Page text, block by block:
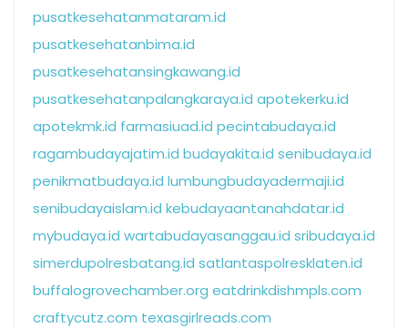
pusatkesehatanmataram.id
pusatkesehatanbima.id
pusatkesehatansingkawang.id
pusatkesehatanpalangkaraya.id apotekerku.id
apotekmk.id farmasiuad.id pecintabudaya.id
ragambudayajatim.id budayakita.id senibudaya.id
penikmatbudaya.id lumbungbudayadermaji.id
senibudayaislam.id kebudayaantanahdatar.id
mybudaya.id wartabudayasanggau.id sribudaya.id
simerdupolresbatang.id satlantaspolresklaten.id
buffalogrovechamber.org eatdrinkdishmpls.com
craftycutz.com texasgirlreads.com